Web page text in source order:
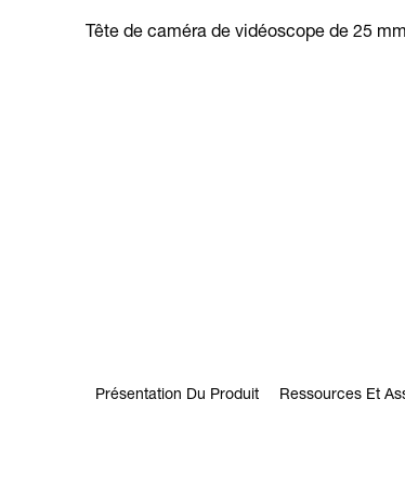
Tête de caméra de vidéoscope de 25 mm
Présentation Du Produit Ressources Et